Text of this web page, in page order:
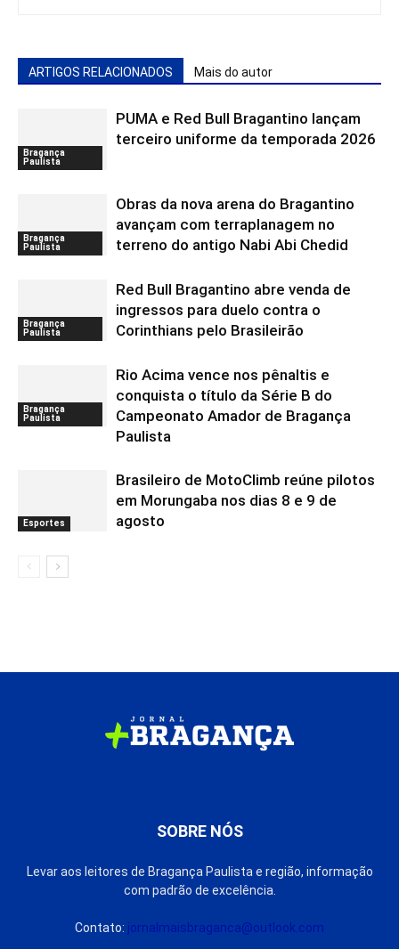
ARTIGOS RELACIONADOS Mais do autor
Bragança
Paulista
PUMA e Red Bull Bragantino lançam
terceiro uniforme da temporada 2026
Bragança
Paulista
Obras da nova arena do Bragantino
avançam com terraplanagem no
terreno do antigo Nabi Abi Chedid
Bragança
Paulista
Red Bull Bragantino abre venda de
ingressos para duelo contra o
Corinthians pelo Brasileirão
Bragança
Paulista
Rio Acima vence nos pênaltis e
conquista o título da Série B do
Campeonato Amador de Bragança
Paulista
Esportes
Brasileiro de MotoClimb reúne pilotos
em Morungaba nos dias 8 e 9 de
agosto
SOBRE NÓS
Levar aos leitores de Bragança Paulista e região, informação
com padrão de excelência.
Contato: jornalmaisbraganca@outlook.com